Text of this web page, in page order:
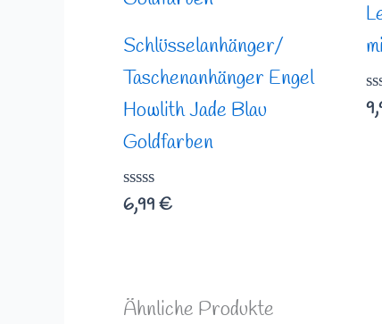
Schlüsselanhänger/
Taschenanhänger Engel
Howlith Jade Blau
Goldfarben
Bewertet
mit
6,99€
mit
Ähnliche Produkte